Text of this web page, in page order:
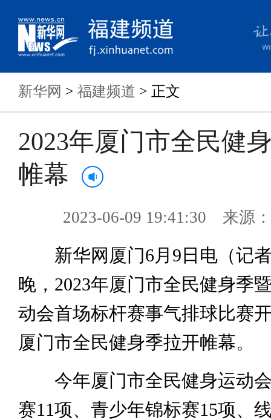
新华网 > 福建频道 > 正文
2023年厦门市全民健
帷幕
2023-06-09 19:41:30 来源
新华网厦门6月9日电（记者
晚，2023年厦门市全民健身季
动会首场标杆赛事气排球比赛
厦门市全民健身季拉开帷幕。
今年厦门市全民健身运动会
赛11项、青少年锦标赛15项、